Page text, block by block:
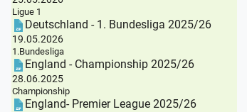
Ligue 1
Deutschland - 1. Bundesliga 2025/26
19.05.2026
1.Bundesliga
England - Championship 2025/26
28.06.2025
Championship
England- Premier League 2025/26